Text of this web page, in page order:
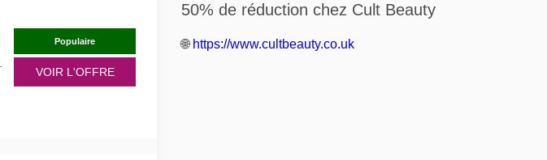
Populaire
VOIR L'OFFRE
50% de réduction chez Cult Beauty
🌐 https://www.cultbeauty.co.uk